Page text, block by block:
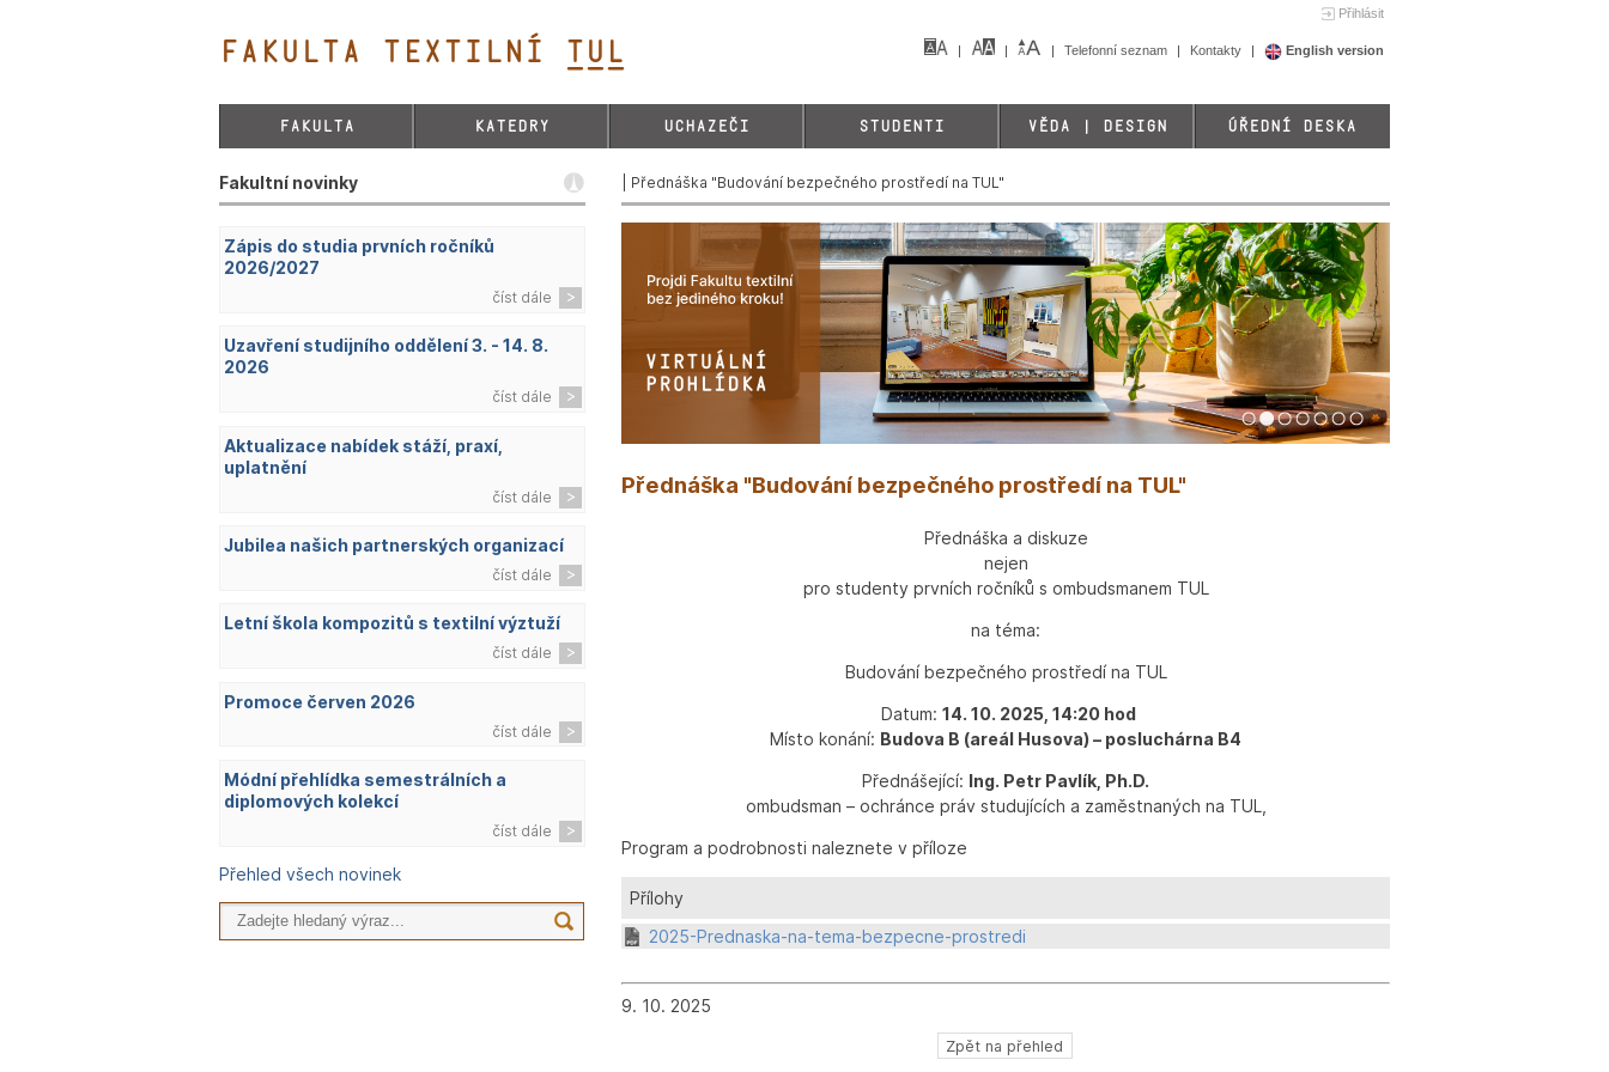
Přihlásit
FAKULTA TEXTILNÍ TUL& Telefonní seznam Kontakty English version
FAKULTA KATEDRY UCHAZEČI STUDENTI VĚDA | DESIGN ÚŘEDNÍ DESKA
Fakultní novinky
Zápis do studia prvních ročníků
2026/2027
číst dále
Uzavření studijního oddělení 3. - 14. 8.
2026
číst dále
Aktualizace nabídek stáží, praxí,
uplatnění
číst dále
Jubilea našich partnerských organizací
číst dále
Letní škola kompozitů s textilní výztuží
číst dále
Promoce červen 2026
číst dále
Módní přehlídka semestrálních a
diplomových kolekcí
číst dále
Přehled všech novinek
| Přednáška "Budování bezpečného prostředí na TUL"
1 2 3 4 5 6 7
Přednáška "Budování bezpečného prostředí na TUL"
Přednáška a diskuze
nejen
pro studenty prvních ročníků s ombudsmanem TUL
na téma:
Budování bezpečného prostředí na TUL
Datum: 14. 10. 2025, 14:20 hod
Místo konání: Budova B (areál Husova) – posluchárna B4
Přednášející: Ing. Petr Pavlík, Ph.D.
ombudsman – ochránce práv studujících a zaměstnaných na TUL,
Program a podrobnosti naleznete v příloze
Přílohy
2025-Prednaska-na-tema-bezpecne-prostredi
9. 10. 2025
Zpět na přehled